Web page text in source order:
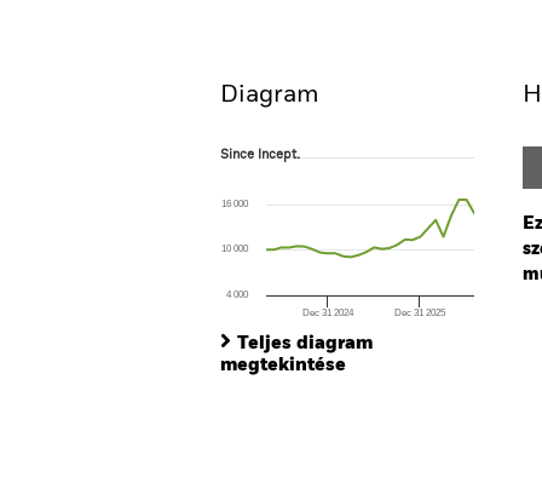
Diagram
Since Incept.
The chart has 1 X axis displaying Time.
The chart has 1 Y axis displaying values.
Since Incept.
Dec 31 2024 Dec 31 2025
4 000
10 000
16 000
Teljes diagram
megtekintése